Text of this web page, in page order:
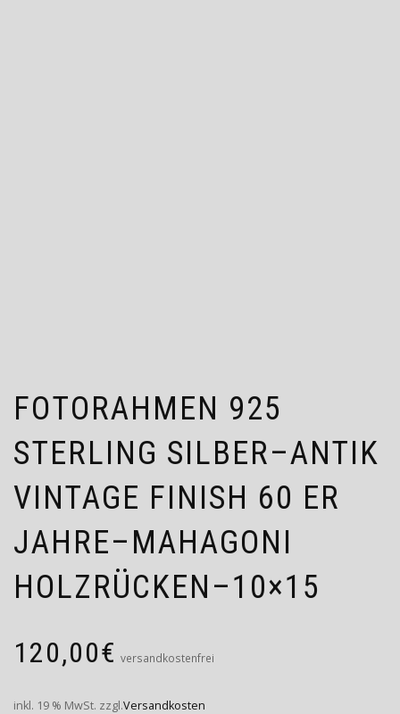
FOTORAHMEN 925
STERLING SILBER–ANTIK
VINTAGE FINISH 60 ER
JAHRE–MAHAGONI
HOLZRÜCKEN–10×15
120,00€ versandkostenfrei
inkl. 19 % MwSt. zzgl.Versandkosten